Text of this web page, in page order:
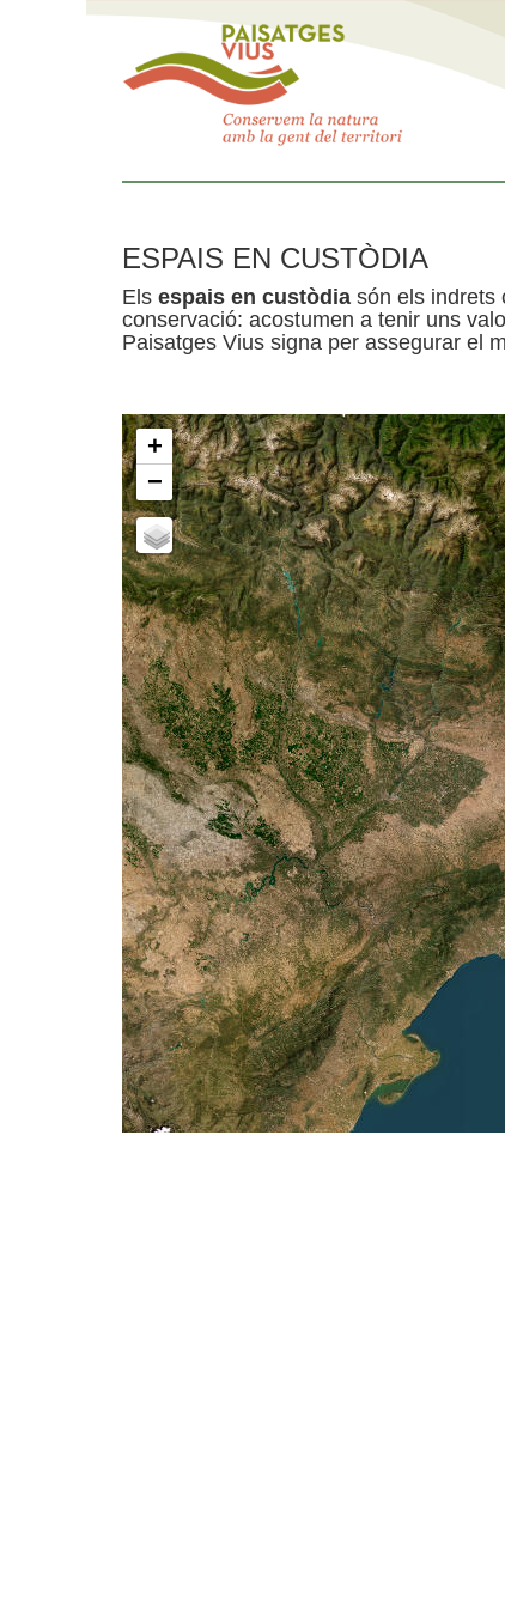
ESPAIS EN CUSTÒDIA
Els espais en custòdia són els indrets
conservació: acostumen a tenir uns
Paisatges Vius signa per assegurar el
+
−